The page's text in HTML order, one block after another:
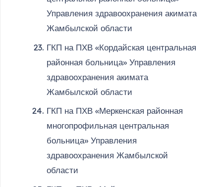
Управления здравоохранения акимата
Жамбылской области
ГКП на ПХВ «Кордайская центральная
районная больница» Управления
здравоохранения акимата
Жамбылской области
ГКП на ПХВ «Меркенская районная
многопрофильная центральная
больница» Управления
здравоохранения Жамбылской
области